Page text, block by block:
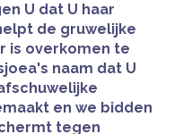
U dat U haar
de gruwelijke
is overkomen te
naam dat U
en we bidden
tegen